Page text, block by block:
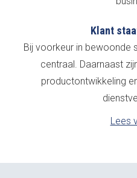
Klant
Bij voorkeur in bewoonde
centraal. Daarnaast
productontwikkeling
Lees